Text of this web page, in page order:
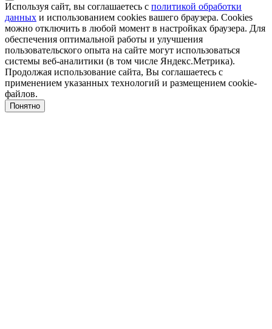
Используя сайт, вы соглашаетесь с политикой обработки
данных и использованием cookies вашего браузера. Cookies
можно отключить в любой момент в настройках браузера. Для
обеспечения оптимальной работы и улучшения
пользовательского опыта на сайте могут использоваться
системы веб-аналитики (в том числе Яндекс.Метрика).
Продолжая использование сайта, Вы соглашаетесь с
применением указанных технологий и размещением cookie-
файлов.
Понятно